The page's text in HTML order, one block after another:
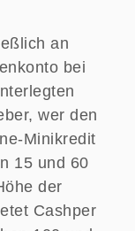
an
bei
wer den
Minikredit
15 und 60
der
Cashper